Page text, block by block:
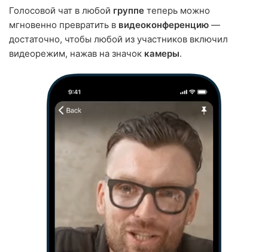
Голосовой чат в любой группе теперь можно
мгновенно превратить в видеоконференцию —
достаточно, чтобы любой из участников включил
видеорежим, нажав на значок камеры.